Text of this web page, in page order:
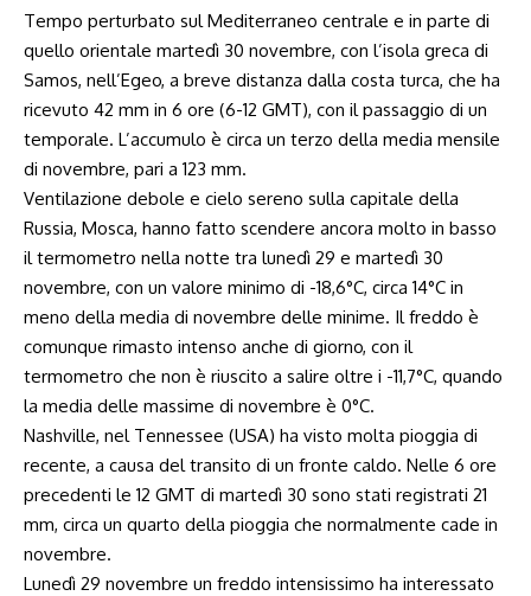
Tempo perturbato sul Mediterraneo centrale e in parte di
quello orientale martedì 30 novembre, con l’isola greca di
Samos, nell’Egeo, a breve distanza dalla costa turca, che ha
ricevuto 42 mm in 6 ore (6-12 GMT), con il passaggio di un
temporale. L’accumulo è circa un terzo della media mensile
di novembre, pari a 123 mm.
Ventilazione debole e cielo sereno sulla capitale della
Russia, Mosca, hanno fatto scendere ancora molto in basso
il termometro nella notte tra lunedì 29 e martedì 30
novembre, con un valore minimo di -18,6°C, circa 14°C in
meno della media di novembre delle minime. Il freddo è
comunque rimasto intenso anche di giorno, con il
termometro che non è riuscito a salire oltre i -11,7°C, quando
la media delle massime di novembre è 0°C.
Nashville, nel Tennessee (USA) ha visto molta pioggia di
recente, a causa del transito di un fronte caldo. Nelle 6 ore
precedenti le 12 GMT di martedì 30 sono stati registrati 21
mm, circa un quarto della pioggia che normalmente cade in
novembre.
Lunedì 29 novembre un freddo intensissimo ha interessato